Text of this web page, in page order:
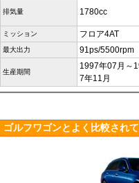
排気量 1780cc
ミッション フロア4AT
最大出力 91ps/5500rpm
生産期間
1997年07月～
7年11月
ゴルフワゴンとよく比較され